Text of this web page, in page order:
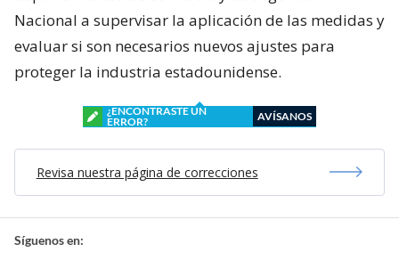
Nacional a supervisar la aplicación de las medidas y
evaluar si son necesarios nuevos ajustes para
proteger la industria estadounidense.
¿ENCONTRASTE UN
ERROR?
AVÍSANOS
Revisa nuestra página de correcciones
Síguenos en: